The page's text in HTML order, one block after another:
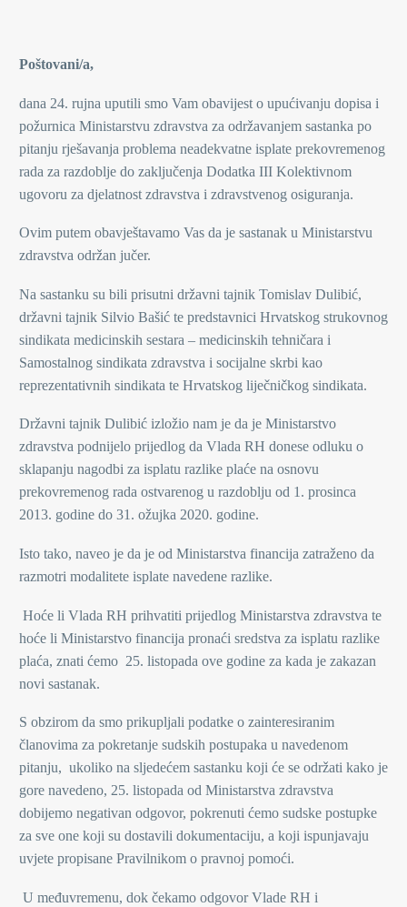
Poštovani/a,
dana 24. rujna uputili smo Vam obavijest o upućivanju dopisa i
požurnica Ministarstvu zdravstva za održavanjem sastanka po
pitanju rješavanja problema neadekvatne isplate prekovremenog
rada za razdoblje do zaključenja Dodatka III Kolektivnom
ugovoru za djelatnost zdravstva i zdravstvenog osiguranja.
Ovim putem obavještavamo Vas da je sastanak u Ministarstvu
zdravstva održan jučer.
Na sastanku su bili prisutni državni tajnik Tomislav Dulibić,
državni tajnik Silvio Bašić te predstavnici Hrvatskog strukovnog
sindikata medicinskih sestara – medicinskih tehničara i
Samostalnog sindikata zdravstva i socijalne skrbi kao
reprezentativnih sindikata te Hrvatskog liječničkog sindikata.
Državni tajnik Dulibić izložio nam je da je Ministarstvo
zdravstva podnijelo prijedlog da Vlada RH donese odluku o
sklapanju nagodbi za isplatu razlike plaće na osnovu
prekovremenog rada ostvarenog u razdoblju od 1. prosinca
2013. godine do 31. ožujka 2020. godine.
Isto tako, naveo je da je od Ministarstva financija zatraženo da
razmotri modalitete isplate navedene razlike.
Hoće li Vlada RH prihvatiti prijedlog Ministarstva zdravstva te
hoće li Ministarstvo financija pronaći sredstva za isplatu razlike
plaća, znati ćemo 25. listopada ove godine za kada je zakazan
novi sastanak.
S obzirom da smo prikupljali podatke o zainteresiranim
članovima za pokretanje sudskih postupaka u navedenom
pitanju, ukoliko na sljedećem sastanku koji će se održati kako je
gore navedeno, 25. listopada od Ministarstva zdravstva
dobijemo negativan odgovor, pokrenuti ćemo sudske postupke
za sve one koji su dostavili dokumentaciju, a koji ispunjavaju
uvjete propisane Pravilnikom o pravnoj pomoći.
U međuvremenu, dok čekamo odgovor Vlade RH i